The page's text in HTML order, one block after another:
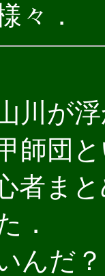
々．
川が
師団
者ま
．
んだ？